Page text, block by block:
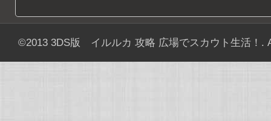
©2013 3DS版 イルルカ 攻略 広場でスカウト生活！ .